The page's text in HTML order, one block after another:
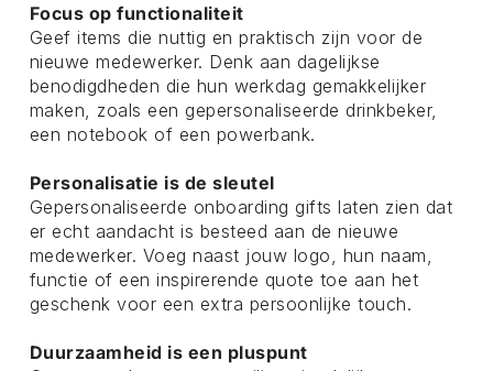
Focus op functionaliteit
Geef items die nuttig en praktisch zijn voor de
nieuwe medewerker. Denk aan dagelijkse
benodigdheden die hun werkdag gemakkelijker
maken, zoals een gepersonaliseerde drinkbeker,
een notebook of een powerbank.
Personalisatie is de sleutel
Gepersonaliseerde onboarding gifts laten zien dat
er echt aandacht is besteed aan de nieuwe
medewerker. Voeg naast jouw logo, hun naam,
functie of een inspirerende quote toe aan het
geschenk voor een extra persoonlijke touch.
Duurzaamheid is een pluspunt